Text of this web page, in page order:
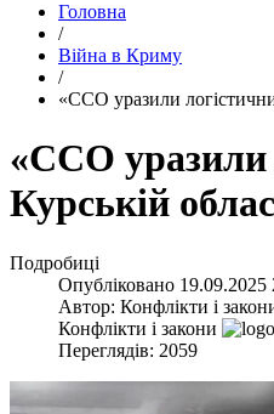
Головна
/
Війна в Криму
/
​«ССО уразили
​«ССО уразили
Курській
Подробиці
Опубліковано 19.09.2025
Автор: Конфлікти і
Конфлікти і закони
Переглядів: 2059